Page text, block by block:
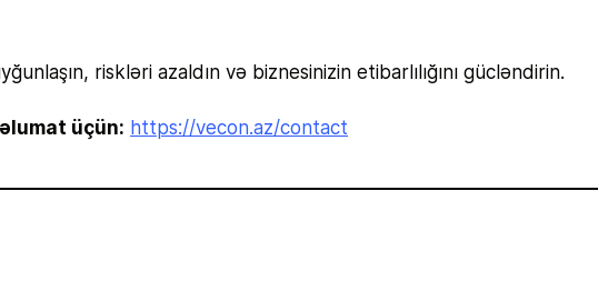
riskləri azaldın və biznesinizin etibarlılığını gücləndirin.
üçün: https://vecon.az/contact